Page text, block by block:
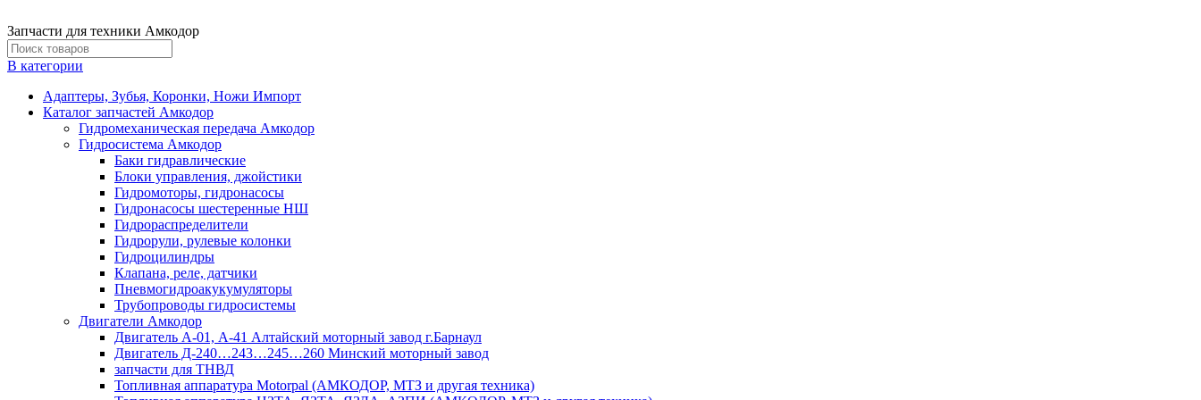
Запчасти для техники Амкодор
В категории
Адаптеры, Зубья, Коронки, Ножи Импорт
Каталог запчастей Амкодор
Гидромеханическая передача Амкодор
Гидросистема Амкодор
Баки гидравлические
Блоки управления, джойстики
Гидромоторы, гидронасосы
Гидронасосы шестеренные НШ
Гидрораспределители
Гидрорули, рулевые колонки
Гидроцилиндры
Клапана, реле, датчики
Пневмогидроакукумуляторы
Трубопроводы гидросистемы
Двигатели Амкодор
Двигатель А-01, А-41 Алтайский моторный завод г.Барнаул
Двигатель Д-240…243…245…260 Минский моторный завод
запчасти для ТНВД
Топливная аппаратура Motorpal (АМКОДОР, МТЗ и другая техника)